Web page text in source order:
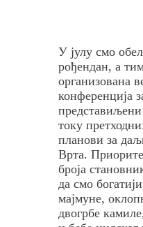
У јулу смо
рођендан, а
организована
конференција
представиљени
току
планови за
Врта.
броја
да смо
мајмуне,
двогрбе